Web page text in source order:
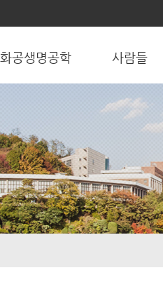
화공생명공학 사람들